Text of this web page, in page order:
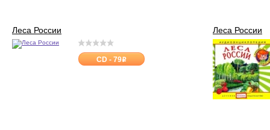
Леса России
CD - 79o
Леса России